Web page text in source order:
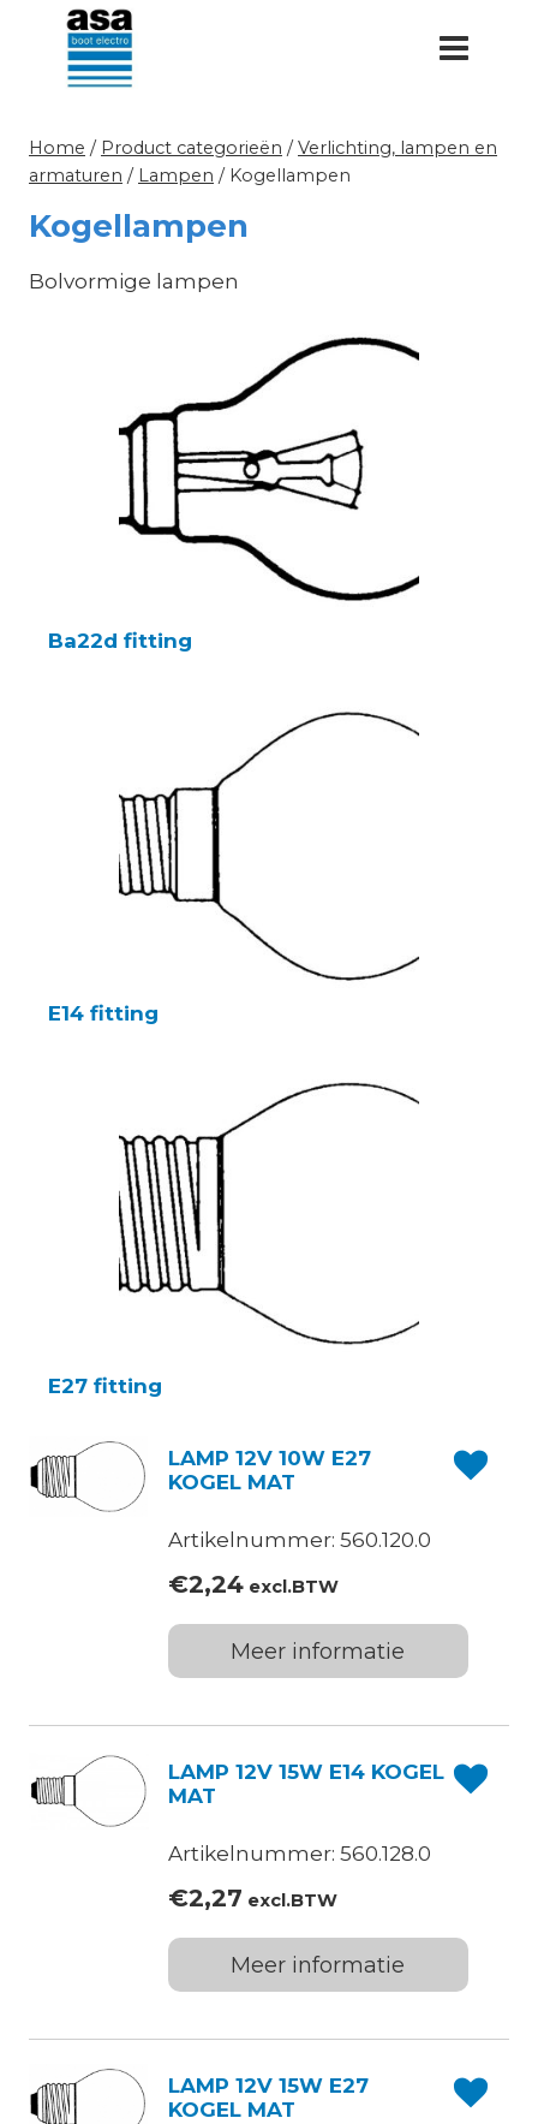
Doorgaan
inhoud
Home / Product categorieën / Verlichting, lampen en
armaturen / Lampen / Kogellampen
Kogellampen
Bolvormige lampen
Ba22d fitting
E14 fitting
E27 fitting
LAMP 12V 10W E27
KOGEL MAT
Artikelnummer: 560.120.0
€2,24excl.BTW
Meer informatie
LAMP 12V 15W E14 KOGEL
MAT
Artikelnummer: 560.128.0
€2,27 excl.BTW
Meer informatie
LAMP 12V 15W E27
KOGEL MAT